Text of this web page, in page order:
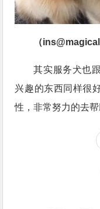
（
其实服务犬也
兴趣的东西同样很
性，非常努力的去